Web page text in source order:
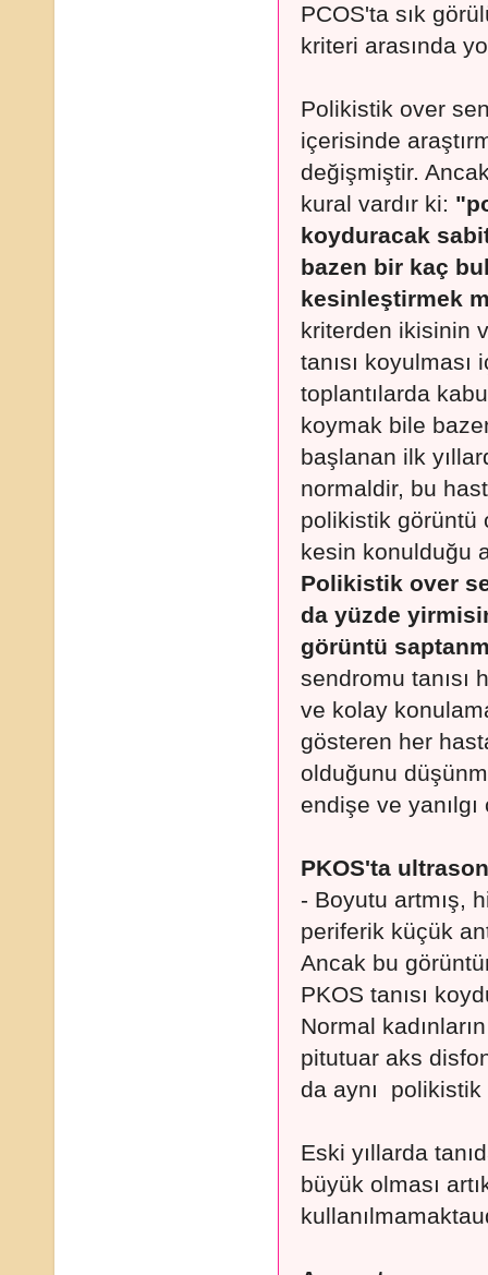
PCOS'ta sık
kriteri arasında
Polikistik over
içerisinde
değişmiştir.
kural vardır ki:
koyduracak
bazen bir kaç
kesinleştirmek
kriterden ikisinin
tanısı
toplantılarda
koymak bile
başlanan ilk
normaldir, bu
polikistik görüntü
kesin konulduğu
Polikistik over
da yüzde
görüntü
sendromu tanısı
ve kolay
gösteren her
olduğunu
endişe ve
PKOS'ta
- Boyutu artmış,
periferik küçük
Ancak bu
PKOS tanısı
Normal
pitutuar aks
da aynı
Eski yıllarda
büyük olması